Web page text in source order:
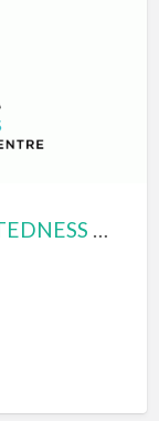
啟心評估及治療中心 CONNECTEDNESS ASSESSMENT AND TREATMENT CENTRE